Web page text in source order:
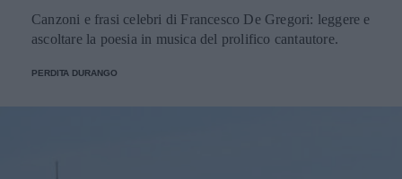
Canzoni e frasi celebri di Francesco De Gregori: leggere e
ascoltare la poesia in musica del prolifico cantautore.
PERDITA DURANGO